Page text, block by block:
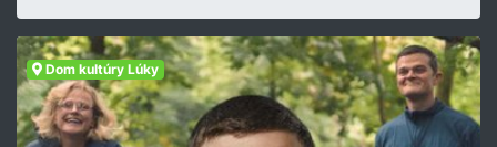
Dom kultúry Lúky